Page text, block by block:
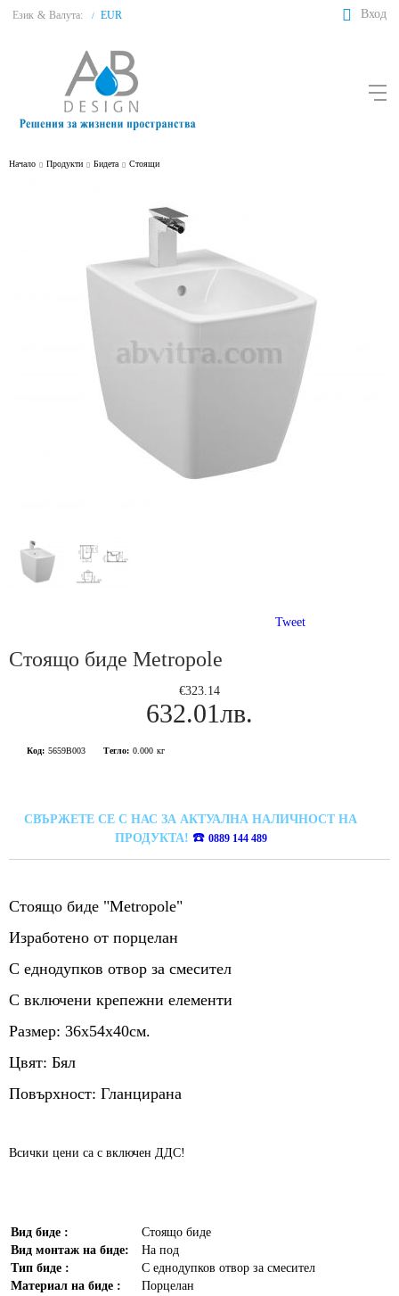
Език & Валута: / EUR Вход
Начало Продукти Бидета Стоящи
Tweet
Стоящо биде Metropole
€323.14
632.01лв.
Код: 5659B003 Тегло: 0.000 кг
СВЪРЖЕТЕ СЕ С НАС ЗА АКТУАЛНА НАЛИЧНОСТ НА
ПРОДУКТА! ☎️ 0889 144 489
Стоящо биде "Metropole"
Изработено от порцелан
С еднодупков отвор за смесител
С включени крепежни елементи
Размер: 36х54х40см.
Цвят: Бял
Повърхност: Гланцирана
Всички цени са с включен ДДС!
Вид биде :
Стоящо биде
Вид монтаж на биде:
На под
Тип биде :
С еднодупков отвор за смесител
Материал на биде :
Порцелан